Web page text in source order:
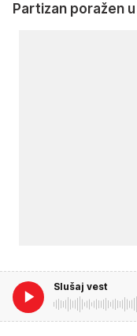
Partizan poražen
Slušaj vest